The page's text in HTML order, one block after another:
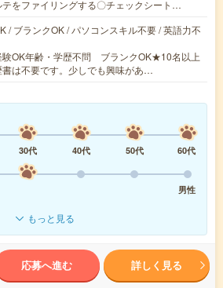
をファイリングする〇チェックシート…
/ ブランクOK / パソコンスキル不要 / 英語力不
験OK年齢・学歴不問 ブランクOK★10名以上
は不要です。少しでも興味があ…
30代 40代 50代
60代
男性
もっと見る
応募へ進む 詳しく見る